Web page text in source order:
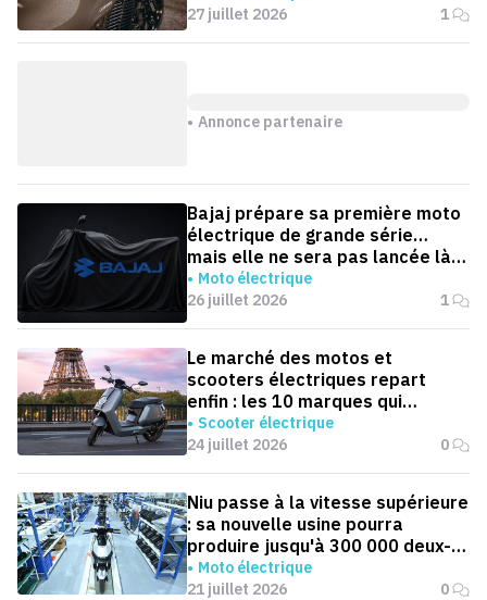
27 juillet 2026
1
Annonce partenaire
Bajaj prépare sa première moto
électrique de grande série…
mais elle ne sera pas lancée là
où on l'attend
Moto électrique
26 juillet 2026
1
Le marché des motos et
scooters électriques repart
enfin : les 10 marques qui
dominent la France
Scooter électrique
24 juillet 2026
0
Niu passe à la vitesse supérieure
: sa nouvelle usine pourra
produire jusqu'à 300 000 deux-
roues électriques par an
Moto électrique
21 juillet 2026
0